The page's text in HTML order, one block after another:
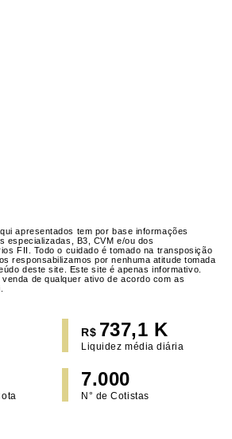
apresentados tem por base informações
especializadas, B3, CVM e/ou dos
FII. Todo o cuidado é tomado na transposição
responsabilizamos por nenhuma atitude tomada
deste site. Este site é apenas informativo.
de qualquer ativo de acordo com as
R$ 737,1 K
Liquidez média diária
7.000
N° de Cotistas